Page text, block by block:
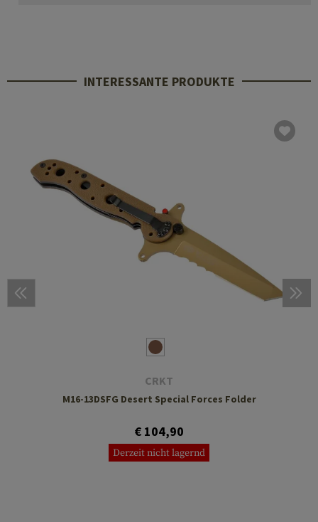
INTERESSANTE PRODUKTE
CRKT
M16-13DSFG Desert Special Forces Folder
€ 104,90
Derzeit nicht lagernd